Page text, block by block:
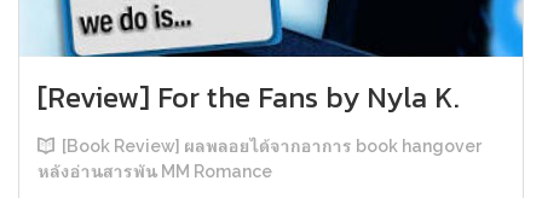
[Review] For the Fans by Nyla K.
[Book Review] ผลพลอยได้จากอาการ book hangover
หลังอ่านสารพัน MM Romance